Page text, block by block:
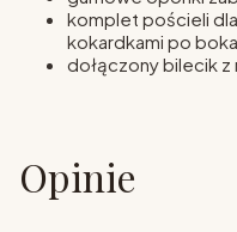
komplet pościeli
kokardkami po
dołączony bilecik z
Opinie